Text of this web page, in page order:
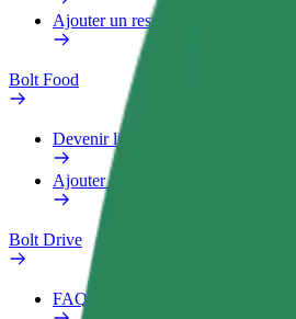
Ajouter un restaurant ou un magasin
Bolt Food
Devenir livreur
Ajouter un restaurant ou un magasin
Bolt Drive
FAQ